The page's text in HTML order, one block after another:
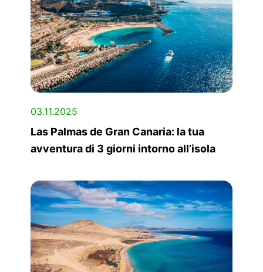
03.11.2025
Las Palmas de Gran Canaria: la tua
avventura di 3 giorni intorno all’isola